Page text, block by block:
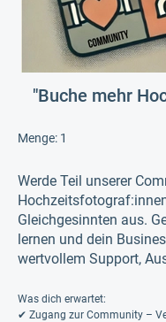
"Buche mehr
Menge: 1
Werde Teil unserer
Gleichgesinnten aus.
lernen und dein
wertvollem Support,
Was dich erwartet:
✔ Zugang zur Community –